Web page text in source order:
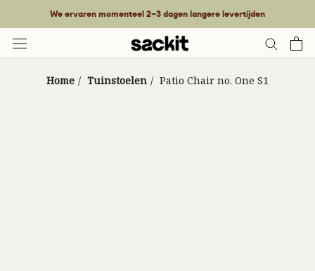
inhoud
We ervaren momenteel 2–3 dagen langere levertijden
Home / Tuinstoelen / Patio Chair no. One S1